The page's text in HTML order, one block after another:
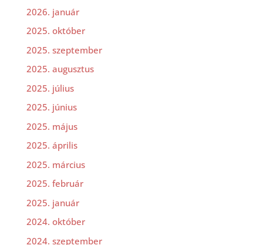
2026. január
2025. október
2025. szeptember
2025. augusztus
2025. július
2025. június
2025. május
2025. április
2025. március
2025. február
2025. január
2024. október
2024. szeptember